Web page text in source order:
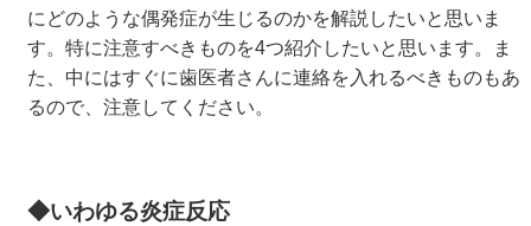
にどのような偶発症が生じるのかを解説したいと思いま
す。特に注意すべきものを4つ紹介したいと思います。ま
た、中にはすぐに歯医者さんに連絡を入れるべきものもあ
るので、注意してください。
◆いわゆる炎症反応